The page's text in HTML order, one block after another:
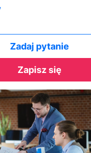
Zadaj pytanie
Zapisz się